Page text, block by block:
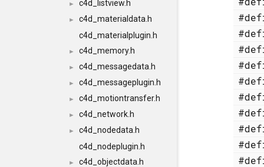
► c4d_listview.h
►
c4d_materialdata.h
c4d_materialplugin.h
► c4d_memory.h
► c4d_messagedata.h
► c4d_messageplugin.h
► c4d_motiontransfer.h
► c4d_network.h
►
c4d_nodedata.h
c4d_nodeplugin.h
► c4d_objectdata.h